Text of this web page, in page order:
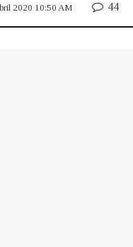
2020 10:50 AM 44